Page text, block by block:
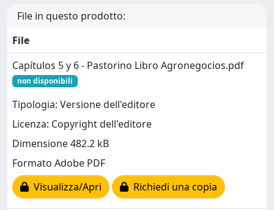
File in questo prodotto:
File
Capítulos 5 y 6 - Pastorino Libro Agronegocios.pdf
non disponibili
Tipologia: Versione dell'editore
Licenza: Copyright dell'editore
Dimensione 482.2 kB
Formato Adobe PDF
Visualizza/Apri
Richiedi una copia